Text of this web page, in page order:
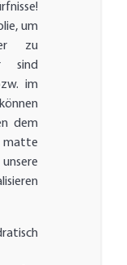
um
zu
sind
im
dem
matte